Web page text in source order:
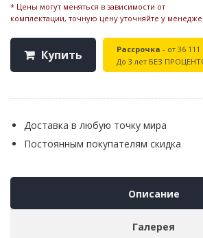
* Цены могут меняться в зависимости от
комплектации, точную цену уточняйте у
Купить Рассрочка - от 36
До 3 лет БЕЗ
Доставка в любую точку мира
Постоянным покупателям скидка
Описание
Галерея